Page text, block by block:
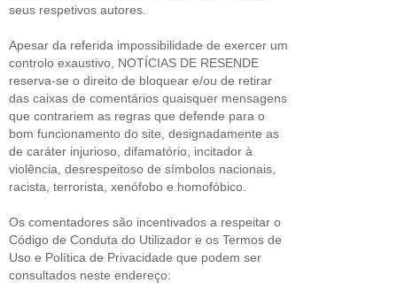
seus respetivos autores.
Apesar da referida impossibilidade de exercer um
controlo exaustivo, NOTÍCIAS DE RESENDE
reserva-se o direito de bloquear e/ou de retirar
das caixas de comentários quaisquer mensagens
que contrariem as regras que defende para o
bom funcionamento do site, designadamente as
de caráter injurioso, difamatório, incitador à
violência, desrespeitoso de símbolos nacionais,
racista, terrorista, xenófobo e homofóbico.
Os comentadores são incentivados a respeitar o
Código de Conduta do Utilizador e os Termos de
Uso e Política de Privacidade que podem ser
consultados neste endereço: